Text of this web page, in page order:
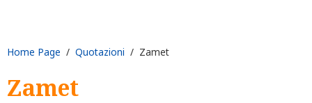
Home Page / Quotazioni / Zamet
Zamet